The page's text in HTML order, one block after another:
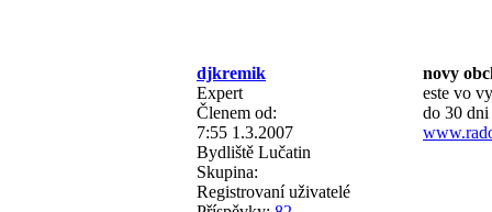
djkremik
novy
Expert
Členem od:
7:55 1.3.2007
Bydliště Lučatin
Skupina:
Registrovaní uživatelé
este vo
do 30